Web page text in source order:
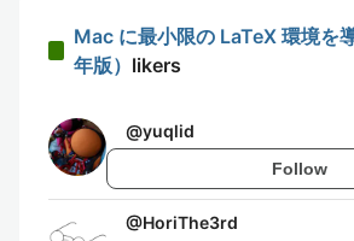
Mac に最小限の LaTeX 環境を
年版） likers
@yuqlid
Follow
@HoriThe3rd